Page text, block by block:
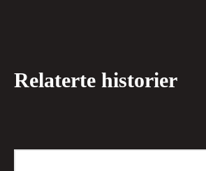
Relaterte historier